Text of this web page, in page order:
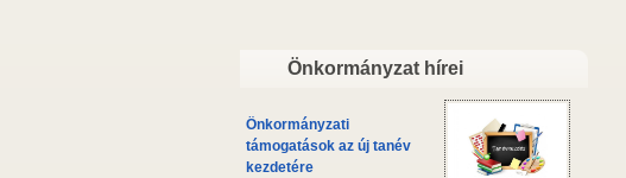
Önkormányzat hírei
Önkormányzati
támogatások az új tanév
kezdetére